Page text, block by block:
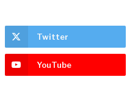
Twitter
YouTube